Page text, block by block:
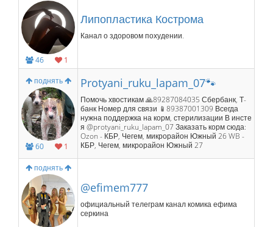
46 1
Липопластика Кострома
Канал о здоровом похудении.
поднять
60 1
Protyani_ruku_lapam_07🐾
Помочь хвостикам 🙏89287084035 Сбербанк, Т-
банк Номер для связи 📱89387001309 Всегда
нужна поддержка на корм, стерилизации В инсте
я @protyani_ruku_lapam_07 Заказать корм сюда:
Ozon - КБР, Чегем, микрорайон Южный 26 WB -
КБР, Чегем, микрорайон Южный 27
поднять
@efimem777
официальный телеграм канал комика ефима
серкина